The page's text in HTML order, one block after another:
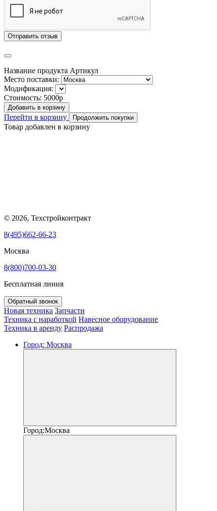
Отправить отзыв
Название продукта Артикул
Место поставки:
Модификация:
Стоимость: 5000р
Добавить в корзину
Перейти в корзину Продолжить покупки
Товар добавлен в корзину
© 2026, Техстройконтракт
8(495)662-66-23
Москва
8(800)700-03-30
Бесплатная линия
Обратный звонок
Новая техника Запчасти
Техника с наработкой Навесное оборудование
Техника в аренду Распродажа
Город: Москва
Город:Москва